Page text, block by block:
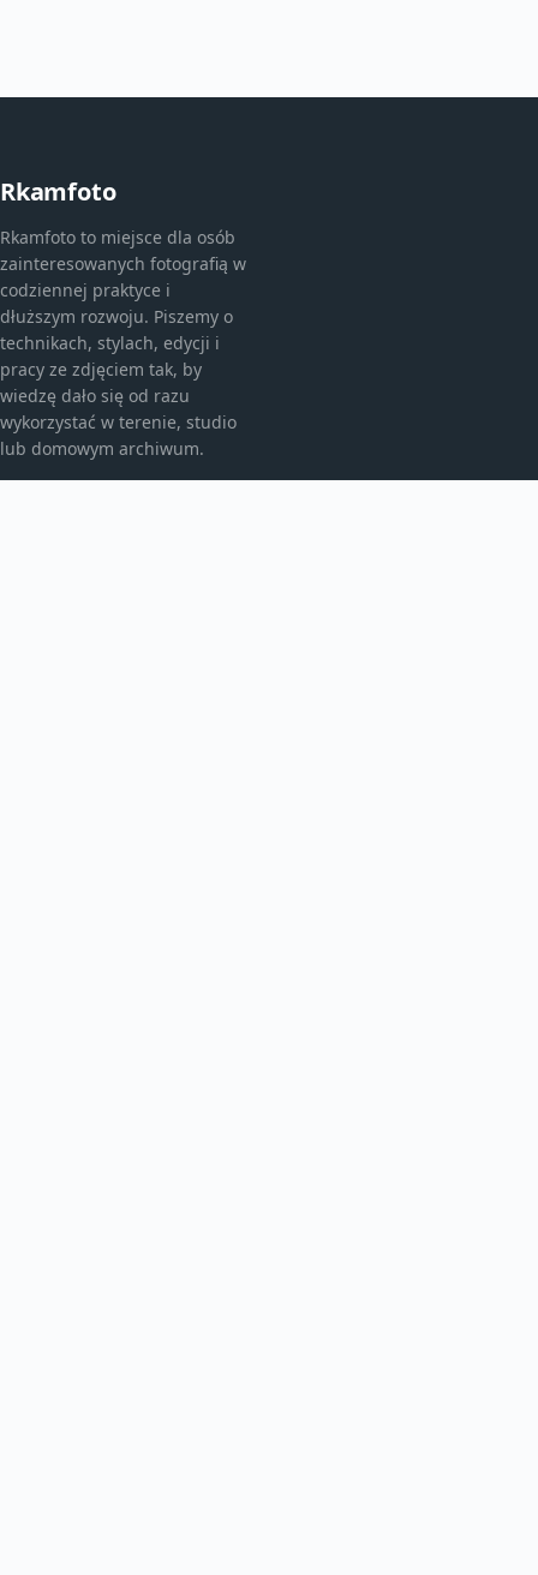
Rkamfoto
Rkamfoto to miejsce dla osób
zainteresowanych fotografią w
codziennej praktyce i
dłuższym rozwoju. Piszemy o
technikach, stylach, edycji i
pracy ze zdjęciem tak, by
wiedzę dało się od razu
wykorzystać w terenie, studio
lub domowym archiwum.